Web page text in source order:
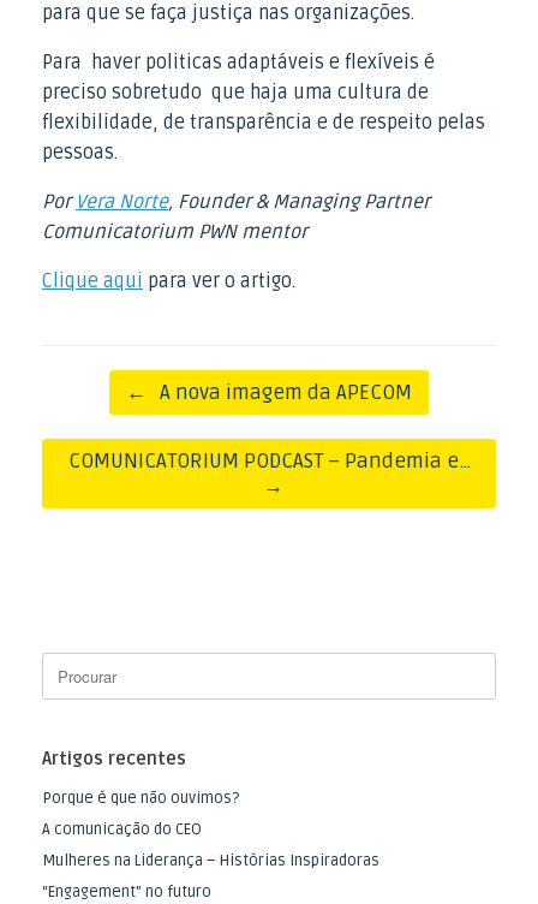
para que se faça justiça nas organizações.
Para haver politicas adaptáveis e flexíveis é
preciso sobretudo que haja uma cultura de
flexibilidade, de transparência e de respeito pelas
pessoas.
PorVera Norte, Founder & Managing Partner
Comunicatorium PWN mentor
Clique aqui para ver o artigo.
Post navigation
← A nova imagem da APECOM
COMUNICATORIUM PODCAST – Pandemia e…
→
Artigos recentes
Porque é que não ouvimos?
A comunicação do CEO
Mulheres na Liderança – Histórias Inspiradoras
“Engagement” no futuro